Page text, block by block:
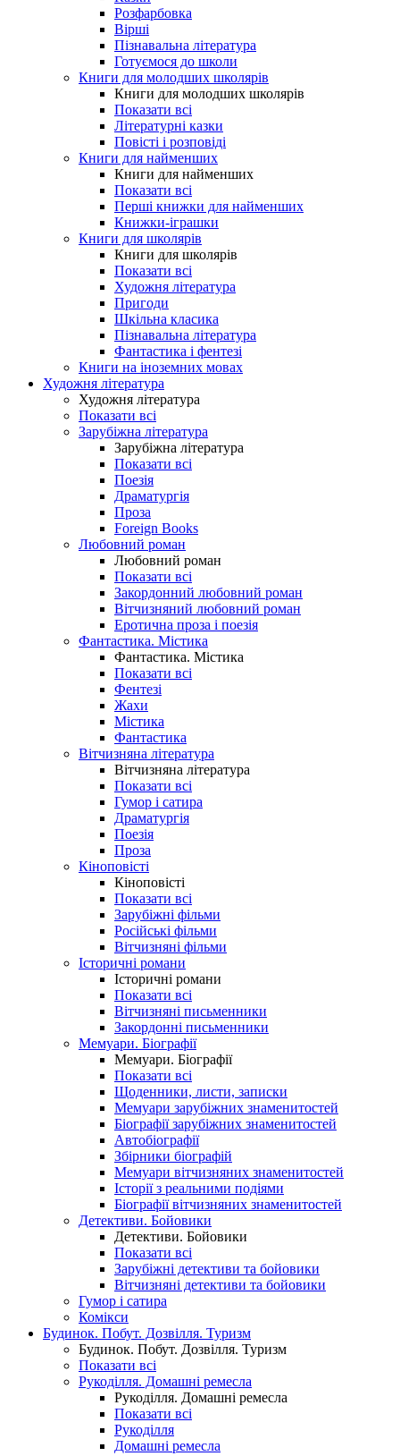
Розфарбовка
Вірші
Пізнавальна література
Готуємося до школи
Книги для молодших школярів
Книги для молодших школярів
Показати всі
Літературні казки
Повісті і розповіді
Книги для найменших
Книги для найменших
Показати всі
Перші книжки для найменших
Книжки-іграшки
Книги для школярів
Книги для школярів
Показати всі
Художня література
Пригоди
Шкільна класика
Пізнавальна література
Фантастика і фентезі
Книги на іноземних мовах
Художня література
Художня література
Показати всі
Зарубіжна література
Зарубіжна література
Показати всі
Поезія
Драматургія
Проза
Foreign Books
Любовний роман
Любовний роман
Показати всі
Закордонний любовний роман
Вітчизняний любовний роман
Еротична проза і поезія
Фантастика. Містика
Фантастика. Містика
Показати всі
Фентезі
Жахи
Містика
Фантастика
Вітчизняна література
Вітчизняна література
Показати всі
Гумор і сатира
Драматургія
Поезія
Проза
Кіноповісті
Кіноповісті
Показати всі
Зарубіжні фільми
Російські фільми
Вітчизняні фільми
Історичні романи
Історичні романи
Показати всі
Вітчизняні письменники
Закордонні письменники
Мемуари. Біографії
Мемуари. Біографії
Показати всі
Щоденники, листи, записки
Мемуари зарубіжних знаменитостей
Біографії зарубіжних знаменитостей
Автобіографії
Збірники біографій
Мемуари вітчизняних знаменитостей
Історії з реальними подіями
Біографії вітчизняних знаменитостей
Детективи. Бойовики
Детективи. Бойовики
Показати всі
Зарубіжні детективи та бойовики
Вітчизняні детективи та бойовики
Гумор і сатира
Комікси
Будинок. Побут. Дозвілля. Туризм
Будинок. Побут. Дозвілля. Туризм
Показати всі
Рукоділля. Домашні ремесла
Рукоділля. Домашні ремесла
Показати всі
Рукоділля
Домашні ремесла